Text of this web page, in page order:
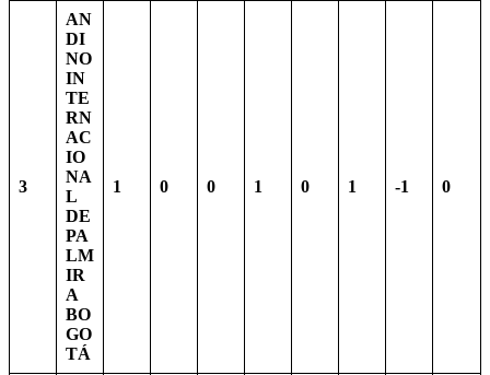
3
AN
DI
NO
IN
TE
RN
AC
IO
NA
L
DE
PA
LM
IR
A
BO
GO
TÁ
1 0 0 1 0 1 -1 0